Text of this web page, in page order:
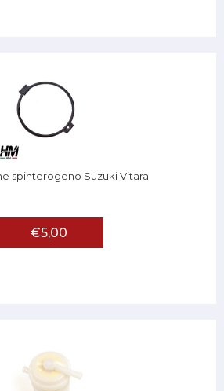
spinterogeno Suzuki Vitara
€5,00